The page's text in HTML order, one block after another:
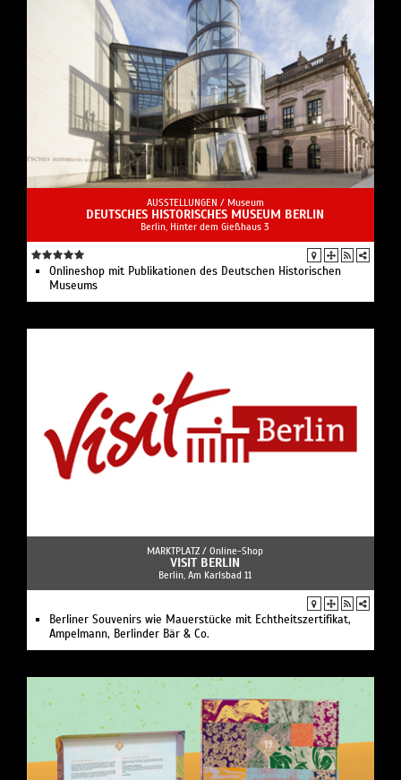
AUSSTELLUNGEN / Museum
DEUTSCHES HISTORISCHES MUSEUM BERLIN
Berlin, Hinter dem Gießhaus 3
Onlineshop mit Publikationen des Deutschen Historischen
Museums
MARKTPLATZ / Online-Shop
VISIT BERLIN
Berlin, Am Karlsbad 11
Berliner Souvenirs wie Mauerstücke mit Echtheitszertifikat,
Ampelmann, Berlinder Bär & Co.